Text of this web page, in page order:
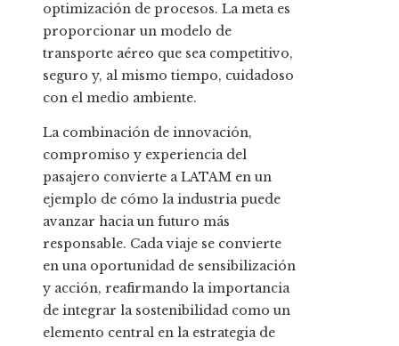
optimización de procesos. La meta es
proporcionar un modelo de
transporte aéreo que sea competitivo,
seguro y, al mismo tiempo, cuidadoso
con el medio ambiente.
La combinación de innovación,
compromiso y experiencia del
pasajero convierte a LATAM en un
ejemplo de cómo la industria puede
avanzar hacia un futuro más
responsable. Cada viaje se convierte
en una oportunidad de sensibilización
y acción, reafirmando la importancia
de integrar la sostenibilidad como un
elemento central en la estrategia de